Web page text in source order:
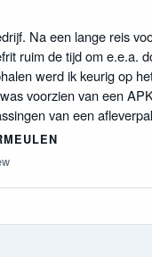
Na een lange reis
ruim de tijd om e.e.a.
werd ik keurig op
voorzien van een
van een